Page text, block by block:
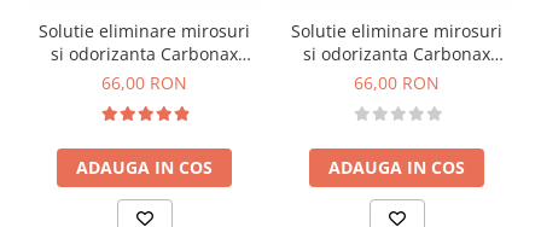
Solutie eliminare mirosuri
si odorizanta Carbonax
Luxury Car, 720ml
66,00 RON
ADAUGA IN COS
Solutie eliminare mirosuri
si odorizanta Carbonax
Ocean Wave, 720ml
66,00 RON
ADAUGA IN COS